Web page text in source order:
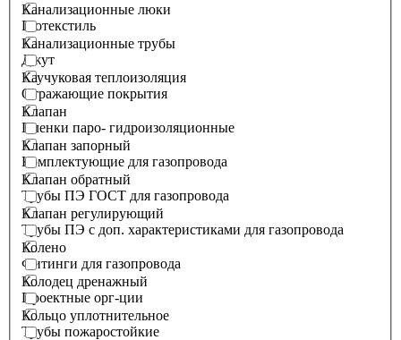
Геотекстиль
Джут
Отражающие покрытия
Пленки паро- гидроизоляционные
Комплектующие для газопровода
Трубы ПЭ ГОСТ для газопровода
Трубы ПЭ с доп. характеристиками для газопровода
Фитинги для газопровода
Проектные орг-ции
Трубы пожаростойкие
Канализационные люки
Канализационные трубы
Каучуковая теплоизоляция
Клапан
Клапан запорный
Клапан обратный
Клапан регулирующий
Колено
Колодец дренажный
Кольцо уплотнительное